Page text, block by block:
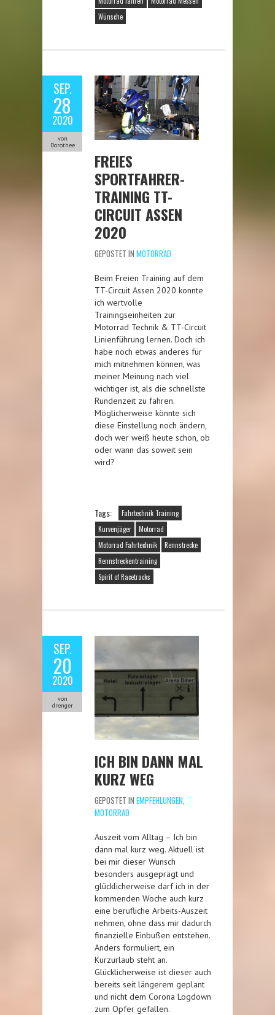
Wünsche
SEP.
28
2020
von
Dorothee
FREIES
SPORTFAHRER-
TRAINING TT-
CIRCUIT ASSEN
2020
GEPOSTET IN MOTORRAD
Beim Freien Training auf dem
TT-Circuit Assen 2020 konnte
ich wertvolle
Trainingseinheiten zur
Motorrad Technik & TT-Circuit
Linienführung lernen. Doch ich
habe noch etwas anderes für
mich mitnehmen können, was
meiner Meinung nach viel
wichtiger ist, als die schnellste
Rundenzeit zu fahren.
Möglicherweise könnte sich
diese Einstellung noch ändern,
doch wer weiß heute schon, ob
oder wann das soweit sein
wird?
Tags:
Fahrtechnik Training
Kurvenjäger
Motorrad
Motorrad Fahrtechnik
Rennstrecke
Rennstreckentraining
Spirit of Racetracks
SEP.
20
2020
von
drenger
ICH BIN DANN MAL
KURZ WEG
GEPOSTET IN EMPFEHLUNGEN
MOTORRAD
Auszeit vom Alltag – Ich bin
dann mal kurz weg. Aktuell ist
bei mir dieser Wunsch
besonders ausgeprägt und
glücklicherweise darf ich in der
kommenden Woche auch kurz
eine berufliche Arbeits-Auszeit
nehmen, ohne dass mir dadurch
finanzielle Einbußen entstehen.
Anders formuliert, ein
Kurzurlaub steht an.
Glücklicherweise ist dieser auch
bereits seit längerem geplant
und nicht dem Corona Logdown
zum Opfer gefallen.